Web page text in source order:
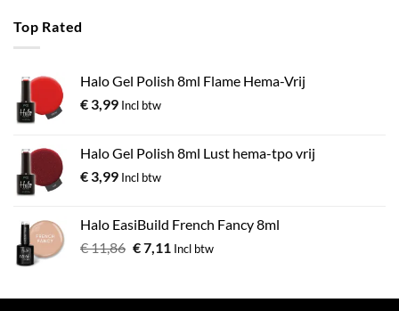
Top Rated
Halo Gel Polish 8ml Flame Hema-Vrij
€ 3,99 Incl btw
Halo Gel Polish 8ml Lust hema-tpo vrij
€ 3,99 Incl btw
Halo EasiBuild French Fancy 8ml
€11,86 €7,11 Incl btw